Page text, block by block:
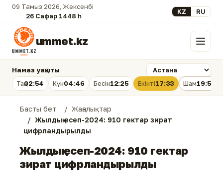
09 Тамыз 2026, Жексенбі
26 Сафар 1448 һ.
Select your
KZ RU
ummet.kz Мәзір
Намаз уақыты
Таң02:54 Күн04:46 Бесін12:25 Екінті17:33 Шам19:53
Басты бет
Жаңалықтар
Жылдық есеп-2024: 910 гектар зират
цифрландырылды
Жылдық есеп-2024: 910 гектар
зират цифрландырылды